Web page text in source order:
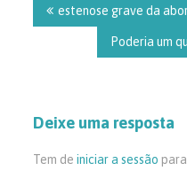
de
artigos
estenose grave da
Poderia um
Deixe uma resposta
Tem deiniciar a sessão